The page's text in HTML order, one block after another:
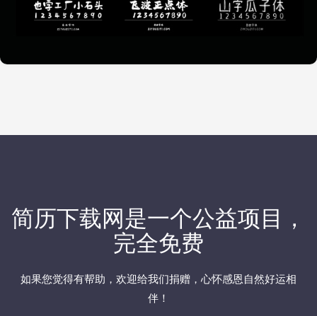
简历下载网是一个公益项目，
完全免费
如果您觉得有帮助，欢迎给我们捐赠 ，心怀感恩自然好运相
伴！